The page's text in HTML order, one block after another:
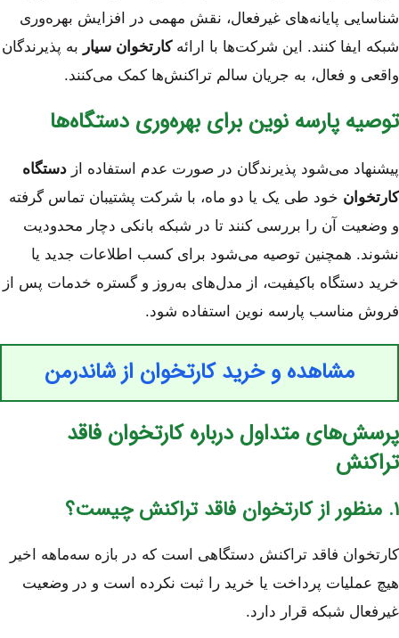
شناسایی پایانه‌های غیرفعال، نقش مهمی در افزایش بهره‌وری
شبکه ایفا کنند. این شرکت‌ها با ارائهکارتخوان سیار به پذیرندگان
واقعی و فعال، به جریان سالم تراکنش‌ها کمک می‌کنند.
توصیه پارسه نوین برای بهره‌وری دستگاه‌ها
پیشنهاد می‌شود پذیرندگان در صورت عدم استفاده از دستگاه
کارتخوان خود طی یک یا دو ماه، با شرکت پشتیبان تماس گرفته
و وضعیت آن را بررسی کنند تا در شبکه بانکی دچار محدودیت
نشوند. همچنین توصیه می‌شود برای کسب اطلاعات جدید یا
خرید دستگاه باکیفیت، از مدل‌های به‌روز و گستره خدمات پس از
فروش مناسب پارسه نوین استفاده شود.
مشاهده و خرید کارتخوان از شاندرمن
پرسش‌های متداول درباره کارتخوان فاقد
تراکنش
۱. منظور از کارتخوان فاقد تراکنش چیست؟
کارتخوان فاقد تراکنش دستگاهی است که در بازه سه‌ماهه اخیر
هیچ عملیات پرداخت یا خرید را ثبت نکرده است و در وضعیت
غیرفعال شبکه قرار دارد.